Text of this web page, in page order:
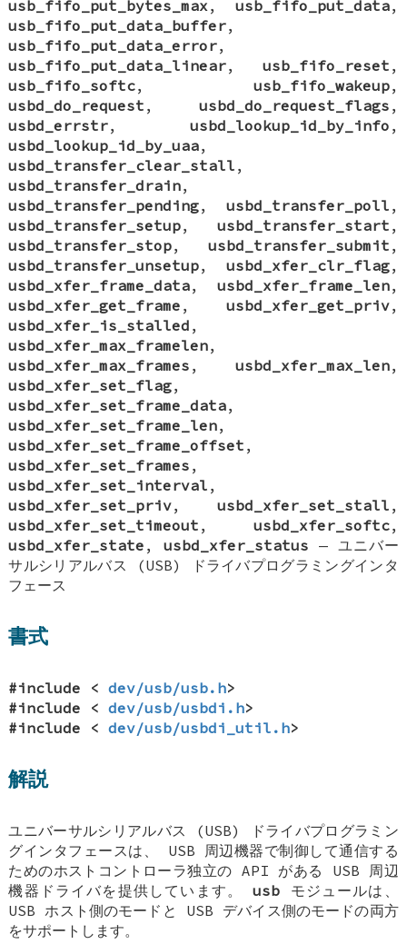
usb_fifo_put_bytes_max , usb_fifo_put_data,
usb_fifo_put_data_buffer,
usb_fifo_put_data_error,
usb_fifo_put_data_linear, usb_fifo_reset ,
usb_fifo_softc, usb_fifo_wakeup,
usbd_do_request , usbd_do_request_flags ,
usbd_errstr, usbd_lookup_id_by_info ,
usbd_lookup_id_by_uaa,
usbd_transfer_clear_stall ,
usbd_transfer_drain,
usbd_transfer_pending, usbd_transfer_poll ,
usbd_transfer_setup, usbd_transfer_start ,
usbd_transfer_stop, usbd_transfer_submit ,
usbd_transfer_unsetup, usbd_xfer_clr_flag,
usbd_xfer_frame_data, usbd_xfer_frame_len,
usbd_xfer_get_frame , usbd_xfer_get_priv,
usbd_xfer_is_stalled ,
usbd_xfer_max_framelen,
usbd_xfer_max_frames , usbd_xfer_max_len,
usbd_xfer_set_flag,
usbd_xfer_set_frame_data,
usbd_xfer_set_frame_len,
usbd_xfer_set_frame_offset ,
usbd_xfer_set_frames ,
usbd_xfer_set_interval ,
usbd_xfer_set_priv, usbd_xfer_set_stall ,
usbd_xfer_set_timeout , usbd_xfer_softc,
usbd_xfer_state ,usbd_xfer_status — ユニバー
サルシリアルバス (USB) ドライバプログラミングインタ
フェース
書式
#include <dev/usb/usb.h>
#include <dev/usb/usbdi.h>
#include <dev/usb/usbdi_util.h>
解説
ユニバーサルシリアルバス (USB) ドライバプログラミン
グインタフェースは、 USB 周辺機器で制御して通信する
ためのホストコントローラ独立の API がある USB 周辺
機器ドライバを提供しています。usb モジュールは、
USB ホスト側のモードと USB デバイス側のモードの両方
をサポートします。